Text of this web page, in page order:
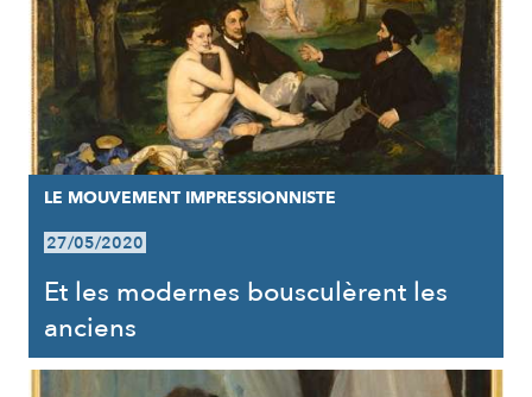
LE MOUVEMENT IMPRESSIONNISTE
27/05/2020
Et les modernes bousculèrent les
anciens